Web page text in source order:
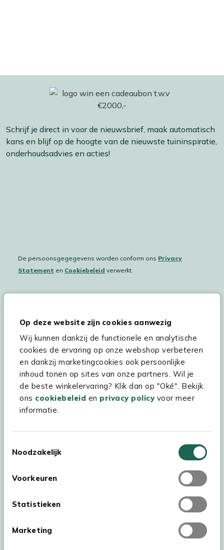
Op deze website zijn cookies aanwezig
Wij kunnen dankzij de functionele en analytische
cookies de ervaring op onze webshop verbeteren
en dankzij marketingcookies ook persoonlijke
inhoud tonen op sites van onze partners. Wil je
de beste winkelervaring? Klik dan op "Oké". Bekijk
ons cookiebeleid en privacy policyvoor meer
informatie.
Noodzakelijk
Voorkeuren
Statistieken
Marketing
Schrijf je direct in voor de nieuwsbrief, maak automatisch
kans en blijf op de hoogte van de nieuwste tuininspiratie,
onderhoudsadvies en acties!
De persoonsgegegevens worden conform ons Privacy
Statement en Cookiebeleid verwerkt.
Hulp & service
Assortiment
Kees Smit Tuinmeubelen
Experience Stores XXL